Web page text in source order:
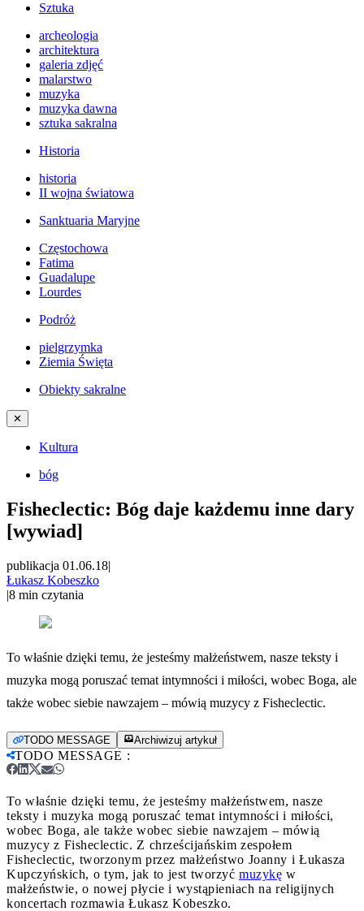
Sztuka
archeologia
architektura
galeria zdjęć
malarstwo
muzyka
muzyka dawna
sztuka sakralna
Historia
historia
II wojna światowa
Sanktuaria Maryjne
Częstochowa
Fatima
Guadalupe
Lourdes
Podróż
pielgrzymka
Ziemia Święta
Obiekty sakralne
✕
Kultura
bóg
Fisheclectic: Bóg daje każdemu inne dary
[wywiad]
publikacja 01.06.18|
Łukasz Kobeszko
|8 min czytania
To właśnie dzięki temu, że jesteśmy małżeństwem, nasze teksty i
muzyka mogą poruszać temat intymności i miłości, wobec Boga, ale
także wobec siebie nawzajem – mówią muzycy z Fisheclectic.
TODO MESSAGE Archiwizuj artykuł
TODO MESSAGE :
To właśnie dzięki temu, że jesteśmy małżeństwem, nasze
teksty i muzyka mogą poruszać temat intymności i miłości,
wobec Boga, ale także wobec siebie nawzajem – mówią
muzycy z Fisheclectic. Z chrześcijańskim zespołem
Fisheclectic, tworzonym przez małżeństwo Joanny i Łukasza
Kupczyńskich, o tym, jak to jest tworzyć muzykę w
małżeństwie, o nowej płycie i wystąpieniach na religijnych
koncertach rozmawia Łukasz Kobeszko.